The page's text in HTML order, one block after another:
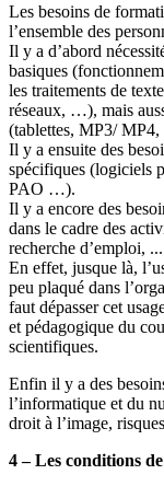
Les besoins de
l’ensemble des
Il y a d’abord
basiques
les traitements de
réseaux, …), mais
(tablettes, MP3/
Il y a ensuite des
spécifiques (logiciels
PAO …).
Il y a encore des
dans le cadre des
recherche d’emploi,
En effet, jusque là,
peu plaqué dans
faut dépasser cet
et pédagogique du
scientifiques.
Enfin il y a des
l’informatique et du
droit à l’image,
4 – Les conditions